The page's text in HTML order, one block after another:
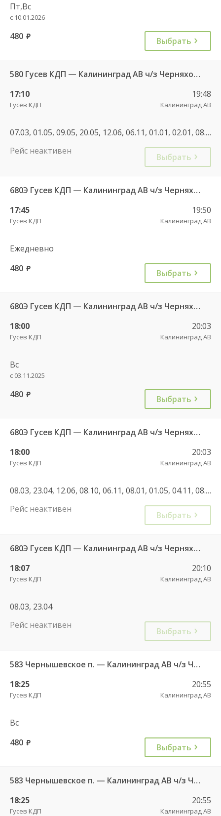
Пт,Вс
с 10.01.2026
480 руб. Выбрать
580 Гусев КДП — Калининград АВ ч/з Черняховск АС
17:10
Гусев КДП
19:48
Калининград АВ
07.03, 01.05, 09.05, 20.05, 12.06, 06.11, 01.01, 02.01, 08.01, 22.02, 07.03, 27.04, 01.05, 08.05, 02.11, 04.11, 28.12, 01.01, 02.01, 30.04, 07.05, 11.06, 01.11, 04.11, 01.01
Рейс неактивен
Выбрать
680Э Гусев КДП — Калининград АВ ч/з Черняховск АС
17:45
Гусев КДП
19:50
Калининград АВ
Ежедневно
480 руб. Выбрать
680Э Гусев КДП — Калининград АВ ч/з Черняховск АС
18:00
Гусев КДП
20:03
Калининград АВ
Вс
с 03.11.2025
480 руб. Выбрать
680Э Гусев КДП — Калининград АВ ч/з Черняховск АС
18:00
Гусев КДП
20:03
Калининград АВ
08.03, 23.04, 12.06, 08.10, 06.11, 08.01, 01.05, 04.11, 08.01, 24.05, 04.11, 06.01, 07.01
Рейс неактивен
Выбрать
680Э Гусев КДП — Калининград АВ ч/з Черняховск АС
18:07
Гусев КДП
20:10
Калининград АВ
08.03, 23.04
Рейс неактивен
Выбрать
583 Чернышевское п. — Калининград АВ ч/з Черняховск АС
18:25
Гусев КДП
20:55
Калининград АВ
Вс
480 руб. Выбрать
583 Чернышевское п. — Калининград АВ ч/з Черняховск АС
18:25
Гусев КДП
20:55
Калининград АВ